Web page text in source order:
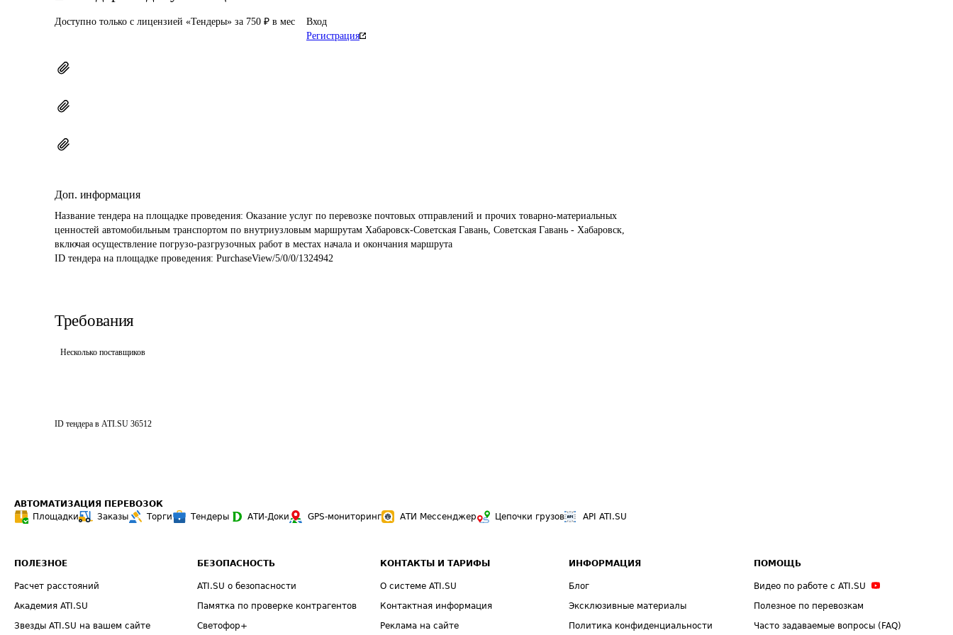
Доступно только с лицензией «Тендеры» за 750 ₽ в мес
Вход
Регистрация
Доп. информация
Название тендера на площадке проведения: Оказание услуг по перевозке почтовых отправлений и прочих товарно-материальных
ценностей автомобильным транспортом по внутриузловым маршрутам Хабаровск-Советская Гавань, Советская Гавань - Хабаровск,
включая осуществление погрузо-разгрузочных работ в местах начала и окончания маршрута
ID тендера на площадке проведения: PurchaseView/5/0/0/1324942
Требования
Несколько поставщиков
ID тендера в ATI.SU 36512
АВТОМАТИЗАЦИЯ ПЕРЕВОЗОК
Площадки
Заказы Торги Тендеры АТИ-Доки GPS-мониторинг АТИ Мессенджер Цепочки грузов API ATI.SU
ПОЛЕЗНОЕ
Расчет расстояний
Академия ATI.SU
Звезды ATI.SU на вашем сайте
БЕЗОПАСНОСТЬ
ATI.SU о безопасности
Памятка по проверке контрагентов
Светофор+
КОНТАКТЫ И ТАРИФЫ
О системе ATI.SU
Контактная информация
Реклама на сайте
ИНФОРМАЦИЯ
Блог
Эксклюзивные материалы
Политика конфиденциальности
ПОМОЩЬ
Видео по работе с ATI.SU
Полезное по перевозкам
Часто задаваемые вопросы (FAQ)